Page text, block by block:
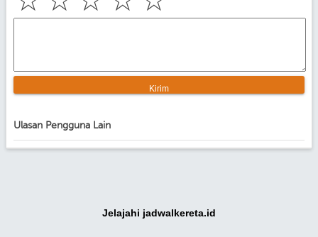
Ulasan Pengguna Lain
Jelajahi jadwalkereta.id